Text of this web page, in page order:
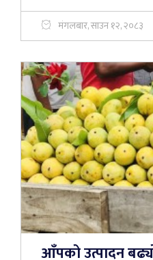
मंगलबार, साउन १२, २०८३
आँपको उत्पादन